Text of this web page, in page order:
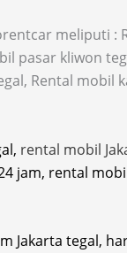
meliputi
pasar kliwon
Rental
rental mobil
jam, rental
Jakarta tegal,